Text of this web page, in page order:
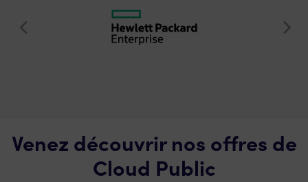
Venez découvrir nos offres de
Cloud Public